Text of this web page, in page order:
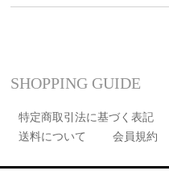
SHOPPING GUIDE
特定商取引法に基づく表記
送料について
会員規約